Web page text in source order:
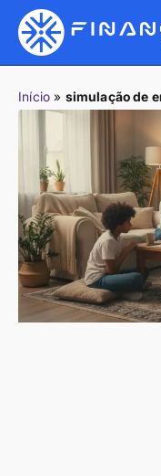
Início » simulação de